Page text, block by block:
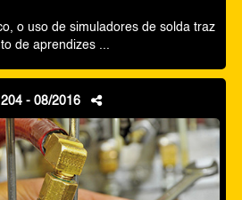
o uso de simuladores de solda traz
de aprendizes ...
204 - 08/2016